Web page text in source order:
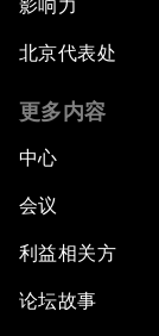
影响力
北京代表处
更多内容
中心
会议
利益相关方
论坛故事